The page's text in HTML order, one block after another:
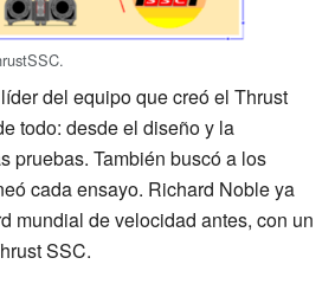
del equipo que creó el Thrust
todo: desde el diseño y la
pruebas. También buscó a los
cada ensayo. Richard Noble ya
mundial de velocidad antes, con un
SSC.